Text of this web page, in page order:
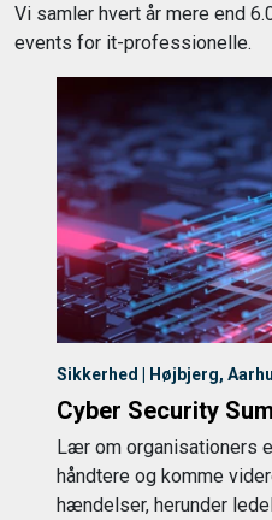
Vi samler hvert år mere end
events for it-professionelle.
Sikkerhed | Højbjerg,
Cyber Security
Lær om organisationers
håndtere og komme
hændelser, herunder